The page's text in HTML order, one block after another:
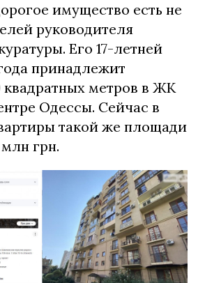
имущество есть не
руководителя
Его 17-летней
принадлежит
квадратных метров в ЖК
Одессы. Сейчас в
такой же площади
грн.